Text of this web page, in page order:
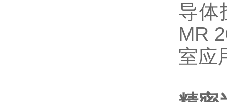
导体
MR
室应